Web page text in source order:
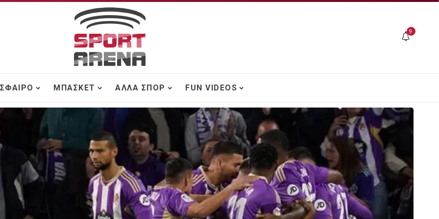
9
ΜΠΆΣΚΕΤ ΆΛΛΑ ΣΠΟΡ FUN VIDEOS